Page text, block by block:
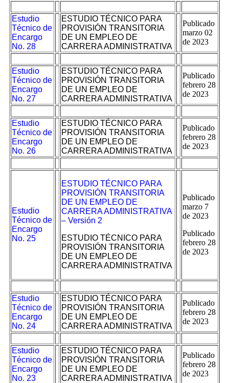
Estudio
Técnico de
Encargo
No. 28
ESTUDIO TÉCNICO PARA
PROVISIÓN TRANSITORIA
DE UN EMPLEO DE
CARRERA ADMINISTRATIVA
Publicado
marzo 02
de 2023
Estudio
Técnico de
Encargo
No. 27
ESTUDIO TÉCNICO PARA
PROVISIÓN TRANSITORIA
DE UN EMPLEO DE
CARRERA ADMINISTRATIVA
Publicado
febrero 28
de 2023
Estudio
Técnico de
Encargo
No. 26
ESTUDIO TÉCNICO PARA
PROVISIÓN TRANSITORIA
DE UN EMPLEO DE
CARRERA ADMINISTRATIVA
Publicado
febrero 28
de 2023
Estudio
Técnico de
Encargo
No. 25
ESTUDIO TÉCNICO PARA
PROVISIÓN TRANSITORIA
DE UN EMPLEO DE
CARRERA ADMINISTRATIVA
– Versión 2
ESTUDIO TÉCNICO PARA
PROVISIÓN TRANSITORIA
DE UN EMPLEO DE
CARRERA ADMINISTRATIVA
Publicado
marzo 7
de 2023
Publicado
febrero 28
de 2023
Estudio
Técnico de
Encargo
No. 24
ESTUDIO TÉCNICO PARA
PROVISIÓN TRANSITORIA
DE UN EMPLEO DE
CARRERA ADMINISTRATIVA
Publicado
febrero 28
de 2023
Estudio
Técnico de
Encargo
No. 23
ESTUDIO TÉCNICO PARA
PROVISIÓN TRANSITORIA
DE UN EMPLEO DE
CARRERA ADMINISTRATIVA
Publicado
febrero 28
de 2023